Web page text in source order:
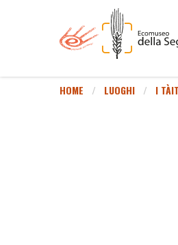
HOME LUOGHI I